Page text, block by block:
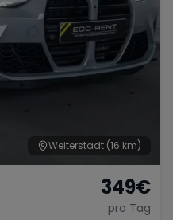
Weiterstadt (16 km)
349€
pro Tag